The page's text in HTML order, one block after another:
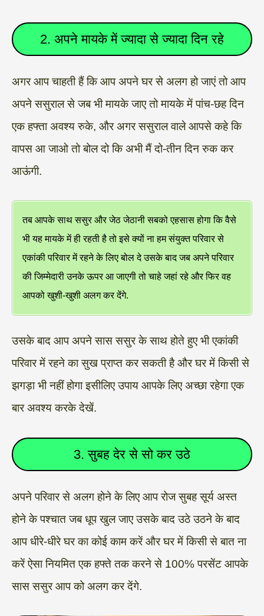
2. अपने मायके में ज्यादा से ज्यादा दिन रहे
अगर आप चाहती हैं कि आप अपने घर से अलग हो जाएं तो आप
अपने ससुराल से जब भी मायके जाए तो मायके में पांच-छह दिन
एक हफ्ता अवश्य रुके, और अगर ससुराल वाले आपसे कहे कि
वापस आ जाओ तो बोल दो कि अभी मैं दो-तीन दिन रुक कर
आऊंगी.
तब आपके साथ ससुर और जेठ जेठानी सबको एहसास होगा कि वैसे
भी यह मायके में ही रहती है तो इसे क्यों ना हम संयुक्त परिवार से
एकांकी परिवार में रहने के लिए बोल दे उसके बाद जब अपने परिवार
की जिम्मेदारी उनके ऊपर आ जाएगी तो चाहे जहां रहे और फिर वह
आपको खुशी-खुशी अलग कर देंगे.
उसके बाद आप अपने सास ससुर के साथ होते हुए भी एकांकी
परिवार में रहने का सुख प्राप्त कर सकती है और घर में किसी से
झगड़ा भी नहीं होगा इसीलिए उपाय आपके लिए अच्छा रहेगा एक
बार अवश्य करके देखें.
3. सुबह देर से सो कर उठे
अपने परिवार से अलग होने के लिए आप रोज सुबह सूर्य अस्त
होने के पश्चात जब धूप खुल जाए उसके बाद उठे उठने के बाद
आप धीरे-धीरे घर का कोई काम करें और घर में किसी से बात ना
करें ऐसा नियमित एक हफ्ते तक करने से 100% परसेंट आपके
सास ससुर आप को अलग कर देंगे.